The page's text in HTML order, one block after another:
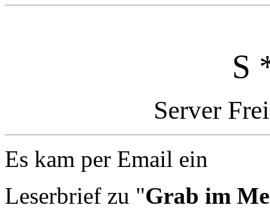
S
Server
Es kam per Email ein
Leserbrief zu "Grab im